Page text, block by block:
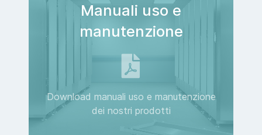
Manuali uso e
manutenzione
Download manuali uso e manutenzione
dei nostri prodotti